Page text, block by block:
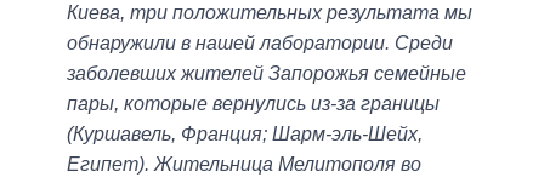
Киева, три положительных результата мы
обнаружили в нашей лаборатории. Среди
заболевших жителей Запорожья семейные
пары, которые вернулись из-за границы
(Куршавель, Франция; Шарм-эль-Шейх,
Египет). Жительница Мелитополя во